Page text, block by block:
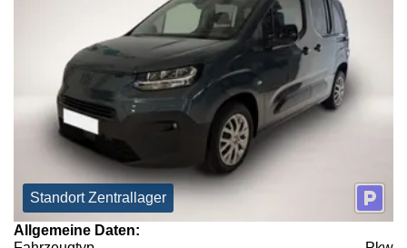
Standort Zentrallager
Allgemeine Daten: